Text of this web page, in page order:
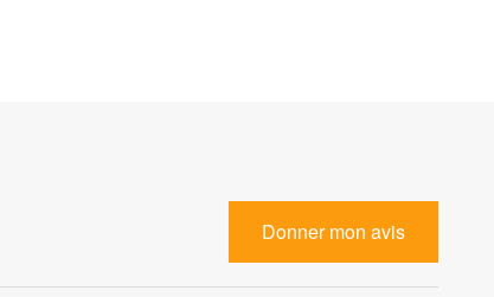
Donner mon avis